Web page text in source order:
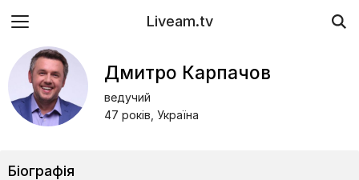
Liveam.tv
Дмитро Карпачов
ведучий
47 років, Україна
Біографія